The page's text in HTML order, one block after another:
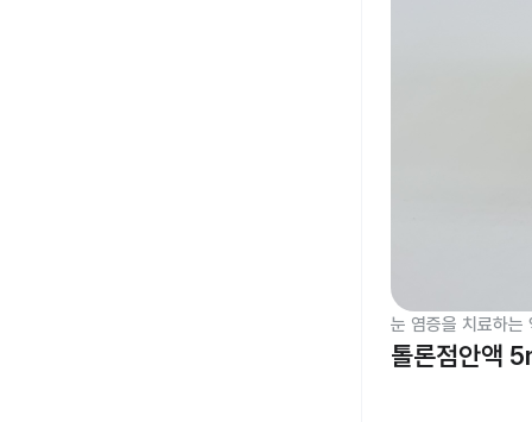
눈 염증을 치료하는
톨론점안액